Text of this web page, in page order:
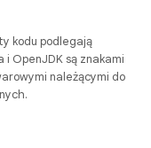
kodu podlegają
i OpenJDK są znakami
należącymi do